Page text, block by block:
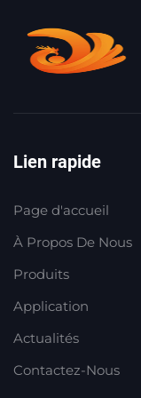
Lien rapide
Page d'accueil
À Propos De Nous
Produits
Application
Actualités
Contactez-Nous